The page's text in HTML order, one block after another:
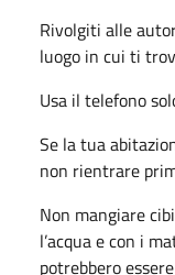
Rivolgiti alle
luogo in cui ti
Usa il telefono
Se la tua
non rientrare
Non mangiare
l’acqua e con i
potrebbero